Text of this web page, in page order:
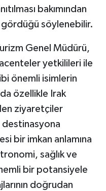
bakımından
gördüğü söylenebilir.
Genel Müdürü,
acenteler yetkilileri ile
önemli isimlerin
özellikle Irak
ziyaretçiler
destinasyona
bir imkan anlamına
sağlık ve
bir potansiyele
doğrudan